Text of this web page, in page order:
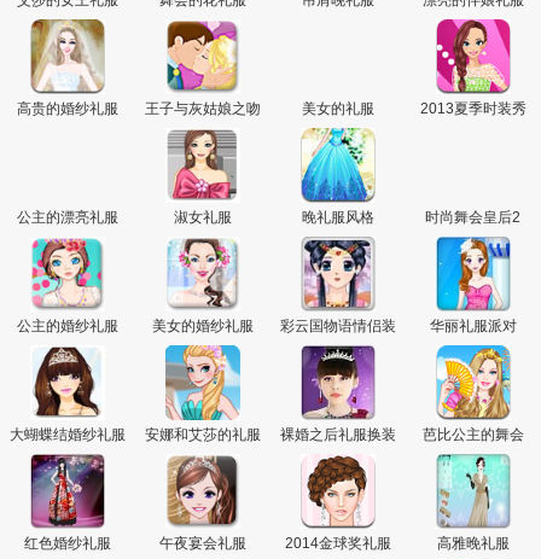
高贵的婚纱礼服 王子与灰姑娘之吻 美女的礼服 2013夏季时装秀
公主的漂亮礼服 淑女礼服 晚礼服风格 时尚舞会皇后2
公主的婚纱礼服 美女的婚纱礼服
彩云国物语情侣装
扮
华丽礼服派对
大蝴蝶结婚纱礼服 安娜和艾莎的礼服 裸婚之后礼服换装 芭比公主的舞会
红色婚纱礼服 午夜宴会礼服 2014金球奖礼服 高雅晚礼服